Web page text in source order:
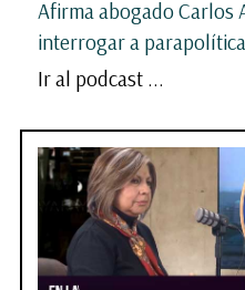
Afirma abogado Carlos
interrogar a
Ir al podcast ...